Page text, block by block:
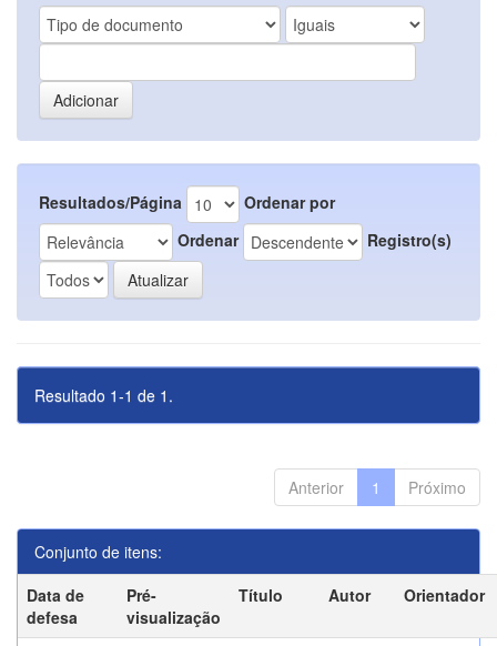
Resultados/Página
Ordenar por
Ordenar
Registro(s)
Resultado 1-1 de 1.
Anterior 1 Próximo
Conjunto de itens:
Data de
defesa
Pré-
visualização
Título Autor Orientador